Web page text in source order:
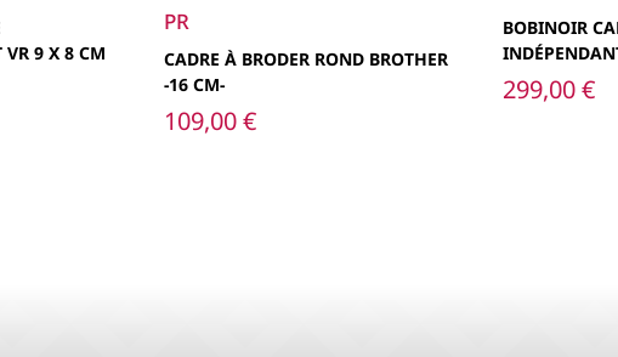
VR 9 X 8 CM
CADRE À BRODER ROND BROTHER
-16 CM-
109,00€
BOBINOIR
299,00€